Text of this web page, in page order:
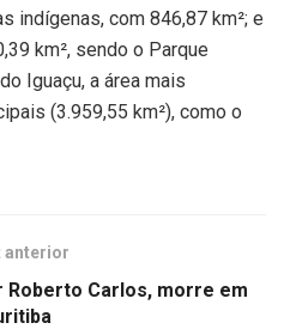
indígenas, com 846,87 km²; e
km², sendo o Parque
Iguaçu, a área mais
(3.959,55 km²), como o
anterior
Roberto Carlos, morre em